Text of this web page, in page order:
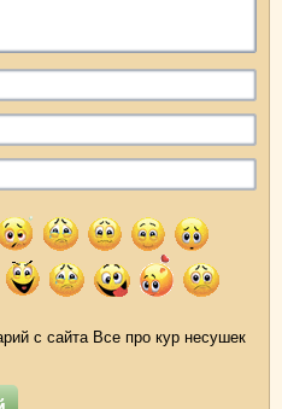
с сайта Все про кур несушек